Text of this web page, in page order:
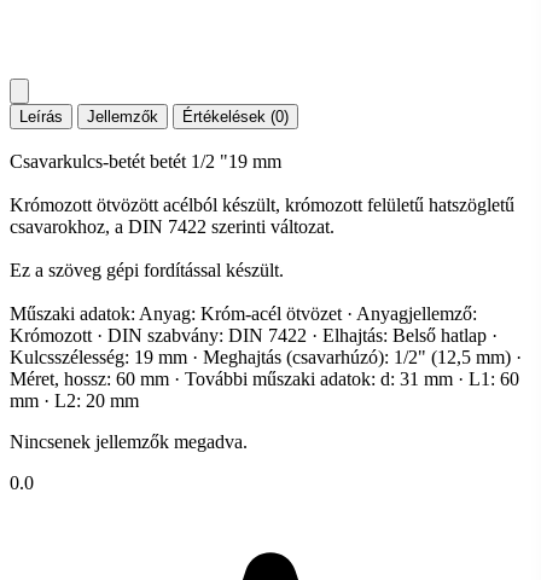
Leírás Jellemzők Értékelések (0)
Csavarkulcs-betét betét 1/2 "19 mm
Krómozott ötvözött acélból készült, krómozott felületű hatszögletű
csavarokhoz, a DIN 7422 szerinti változat.
Ez a szöveg gépi fordítással készült.
Műszaki adatok: Anyag: Króm-acél ötvözet · Anyagjellemző:
Krómozott · DIN szabvány: DIN 7422 · Elhajtás: Belső hatlap ·
Kulcsszélesség: 19 mm · Meghajtás (csavarhúzó): 1/2" (12,5 mm) ·
Méret, hossz: 60 mm · További műszaki adatok: d: 31 mm · L1: 60
mm · L2: 20 mm
Nincsenek jellemzők megadva.
0.0